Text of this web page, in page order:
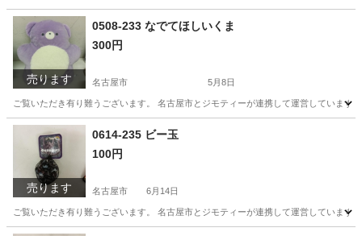
愛知 名古屋市 リユース
売ります
0508-233 なでてほしいくま
300円
名古屋市 5月8日
ご覧いただき有り難うございます。 名古屋市とジモティーが連携して運営してい
愛知 名古屋市
売ります
0614-235 ビー玉
100円
名古屋市 6月14日
ご覧いただき有り難うございます。 名古屋市とジモティーが連携して運営してい